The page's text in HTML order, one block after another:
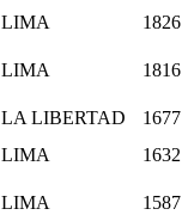
LIMA
LIMA
LA LIBERTAD
LIMA
LIMA